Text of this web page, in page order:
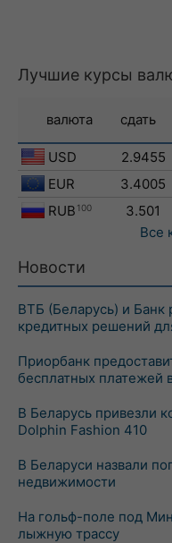
Лучшие курсы
валюта сдать
USD 2.9455
EUR
3.4005
RUB 100 3.501
Все
Новости
ВТБ (Беларусь) и Банк
кредитных решений
Приорбанк
бесплатных платежей
В Беларусь привезли
Dolphin Fashion 410
В Беларуси назвали
недвижимости
На гольф-поле под
лыжную трассу